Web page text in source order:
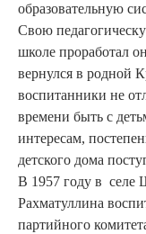
образовательную
Свою
школе проработал
вернулся в родной
воспитанники не
времени быть с
интересам,
детского дома
В 1957 году в селе
Рахматуллина
партийного